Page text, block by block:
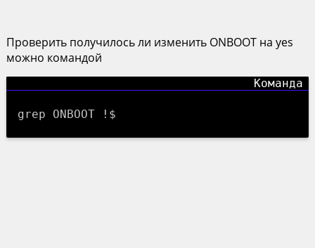
Проверить получилось ли изменить ONBOOT на yes
можно командой
grep ONBOOT !$